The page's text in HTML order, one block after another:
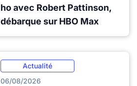
ho avec Robert Pattinson,
débarque sur HBO Max
Actualité
06/08/2026